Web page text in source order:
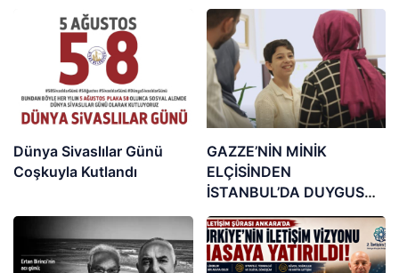
Dünya Sivaslılar Günü
Coşkuyla Kutlandı
GAZZE’NİN MİNİK
ELÇİSİNDEN
İSTANBUL’DA DUYGUSAL
MESAJ: “BURASI BENİM
İKİNCİ EVİM”